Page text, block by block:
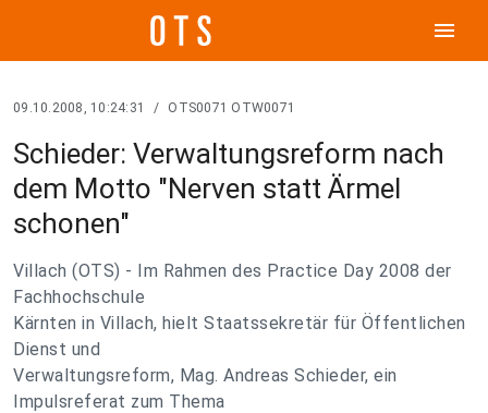
menu
09.10.2008, 10:24:31 / OTS0071 OTW0071
Schieder: Verwaltungsreform nach
dem Motto "Nerven statt Ärmel
schonen"
Villach (OTS) - Im Rahmen des Practice Day 2008 der
Fachhochschule
Kärnten in Villach, hielt Staatssekretär für Öffentlichen
Dienst und
Verwaltungsreform, Mag. Andreas Schieder, ein
Impulsreferat zum Thema